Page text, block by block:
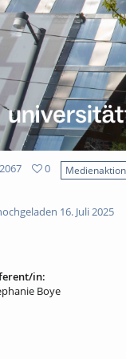
0
16. Juli 2025
in:
Boye